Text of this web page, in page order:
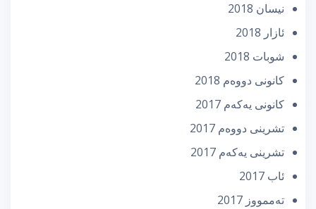
نیسان 2018
ئازار 2018
شوبات 2018
كانونی دووه‌م 2018
كانونی یه‌كه‌م 2017
تشرینی دووه‌م 2017
تشرینی یه‌كه‌م 2017
ئاب 2017
تەممووز 2017